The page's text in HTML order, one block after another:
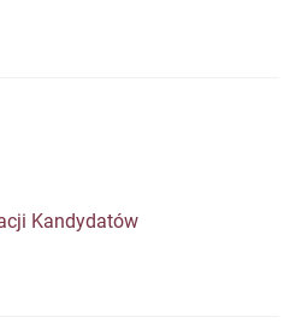
Kandydatów